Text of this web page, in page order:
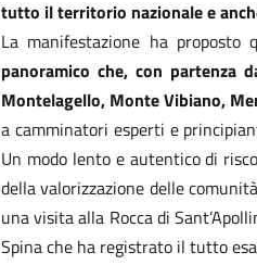
tutto il territorio nazionale e
La manifestazione ha
panoramico che, con partenza
Montelagello, Monte Vibiano,
a camminatori esperti e
Un modo lento e autentico di
della valorizzazione delle
una visita alla Rocca di
Spina che ha registrato il tutto